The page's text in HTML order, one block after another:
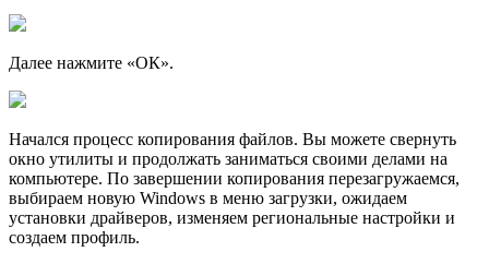
Далее нажмите «ОК».
Начался процесс копирования файлов. Вы можете свернуть
окно утилиты и продолжать заниматься своими делами на
компьютере. По завершении копирования перезагружаемся,
выбираем новую Windows в меню загрузки, ожидаем
установки драйверов, изменяем региональные настройки и
создаем профиль.